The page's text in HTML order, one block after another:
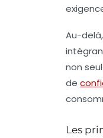
Au-
non
de
Les